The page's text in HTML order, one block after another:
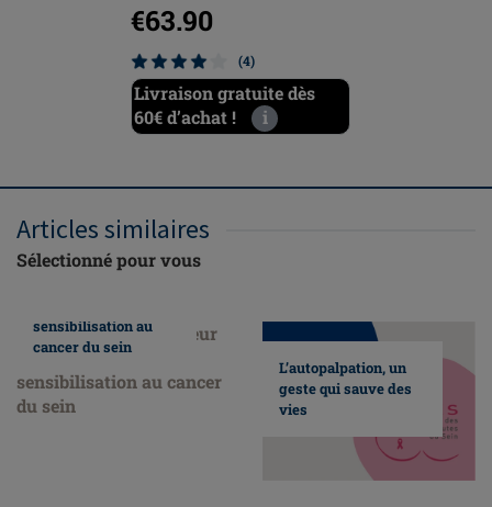
€63.90
(4)
Livraison gratuite dès
60€ d’achat !
i
Articles similaires
Sélectionné pour vous
sensibilisation au
cancer du sein
L’autopalpation, un
geste qui sauve des
vies